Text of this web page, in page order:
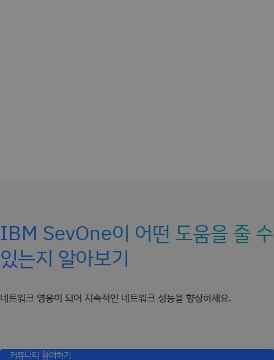
IBM SevOne이 어떤 도움을 줄 수
있는지 알아보기
네트워크 영웅이 되어 지속적인 네트워크 성능을 향상하세요.
커뮤니티 참여하기